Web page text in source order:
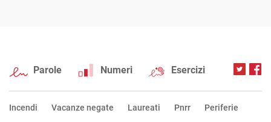
Parole Numeri Esercizi
Incendi Vacanze negate Laureati Pnrr Periferie